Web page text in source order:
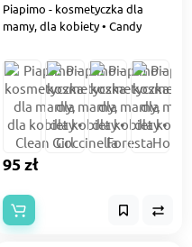
Piapimo - kosmetyczka dla
mamy, dla kobiety • Candy
95 zł